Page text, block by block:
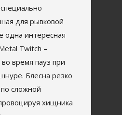
для рывковой
одна интересная
Twitch –
во время пауз при
Блесна резко
сложной
хищника